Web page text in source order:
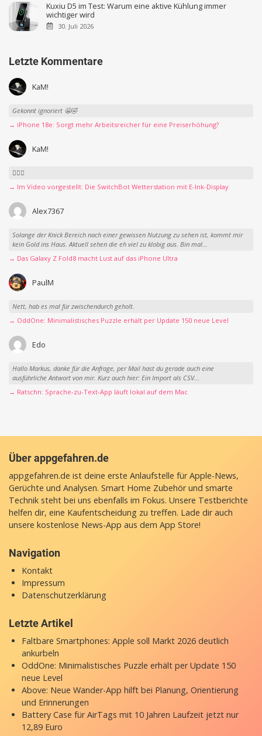
Kuxiu D5 im Test: Warum eine aktive Kühlung immer
wichtiger wird
30. Juli 2026
Letzte Kommentare
KaM!
Gekonnt ignoriert 😬🤣
→ iPhone 18e: Sorgt mehr Arbeitsreicher für eine Preiserhöhung?
KaM!
👍🏻🤣
→ Im Video vorgestellt: Die SwitchBot Wetterstation mit E-Ink-Display
Alex7367
Solange der Knick Bereich nach einer gewissen Nutzung zu sehen ist, kommt mir
kein Gold ins Haus. Aktuell sehen die eh viel zu klobig aus. Bin mal...
→ Das Galaxy Z Fold8 macht Lust auf das iPhone Ultra
PaulM
Nett, hab es mal für zwischendurch geholt.
→ OddOne: Minimalistisches Puzzle erhält per Update 150 neue Level
Edo
Hallo Markus, danke für die Anfrage, per Mail hast du gerade auch eine
ausführliche Antwort von mir. Kurz auch hier: Ein Import als CSV...
→ Ratschn: Sprache-zu-Text-App läuft lokal auf dem Mac
Über appgefahren.de
appgefahren.de ist deine erste Anlaufstelle für Apple-News,
Gerüchte und Analysen. Smart Home Zubehör und smarte
Technik steht bei uns ebenfalls im Fokus. Unsere Testberichte
helfen dir, eine Kaufentscheidung zu treffen. Lade dir auch
unsere kostenlose News-App aus dem App Store!
Navigation
Kontakt
Impressum
Datenschutzerklärung
Letzte Artikel
Faltbare Smartphones: Apple soll Markt 2026 deutlich
ankurbeln
OddOne: Minimalistisches Puzzle erhält per Update 150
neue Level
Above: Neue Wander-App hilft bei Planung, Orientierung
und Erinnerungen
Battery Case für AirTags mit 10 Jahren Laufzeit jetzt nur
12,89 Euro